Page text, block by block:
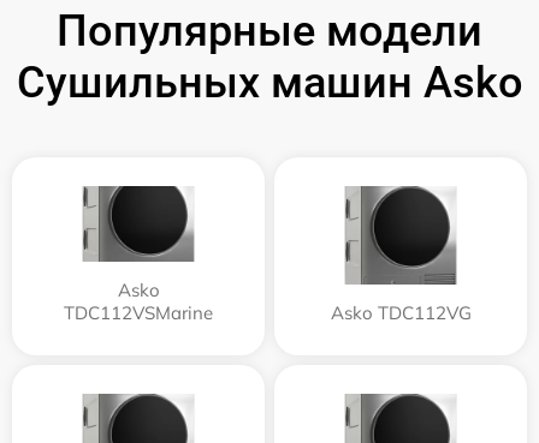
Популярные модели
Сушильных машин Asko
Asko
TDC112VSMarine
Asko TDC112VG